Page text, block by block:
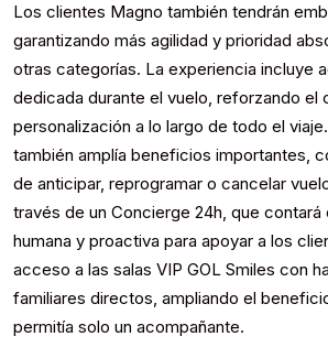
Los clientes Magno también tendrán
garantizando más agilidad y prioridad
otras categorías. La experiencia incluye
dedicada durante el vuelo, reforzando el
personalización a lo largo de todo el
también amplía beneficios importantes,
de anticipar, reprogramar o cancelar
través de un Concierge 24h, que contará
humana y proactiva para apoyar a los
acceso a las salas VIP GOL Smiles con
familiares directos, ampliando el
permitía solo un acompañante.